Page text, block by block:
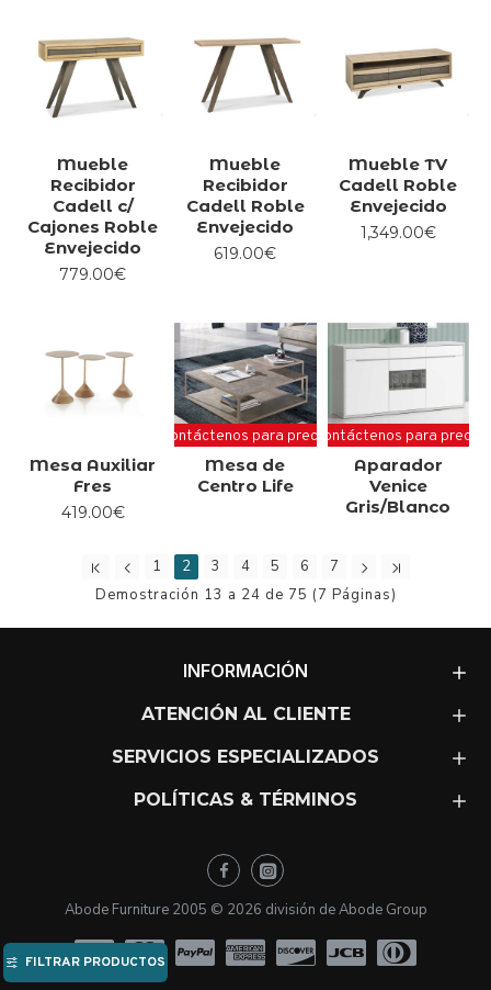
Mueble
Recibidor
Cadell c/
Cajones Roble
Envejecido
779.00€
Mueble
Recibidor
Cadell Roble
Envejecido
619.00€
Mueble TV
Cadell Roble
Envejecido
1,349.00€
Mesa Auxiliar
Fres
419.00€
Contáctenos para precio
Mesa de
Centro Life
Contáctenos para precio
Aparador
Venice
Gris/Blanco
1 2 3 4 5 6
7
Demostración 13 a 24 de 75 (7 Páginas)
INFORMACIÓN
ATENCIÓN AL CLIENTE
SERVICIOS ESPECIALIZADOS
POLÍTICAS & TÉRMINOS
Abode Furniture 2005 © 2026 división de Abode Group
FILTRAR PRODUCTOS